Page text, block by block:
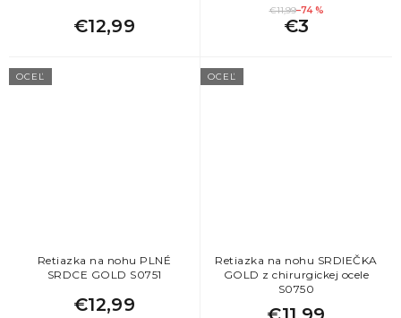
€12,99
€11,99–74 %
€3
OCEĽ
Retiazka na nohu PLNÉ
SRDCE GOLD S0751
€12,99
OCEĽ
Retiazka na nohu SRDIEČKA
GOLD z chirurgickej ocele
S0750